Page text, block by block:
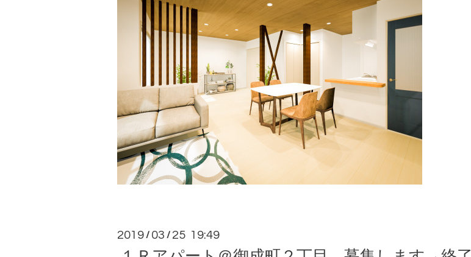
2019 / 03 / 25 19:49